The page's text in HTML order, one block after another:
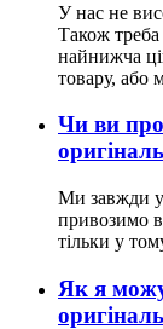
У нас не
Також
найнижча
товару, або
Чи ви
Ми завжди
привозимо
тільки у
Як я